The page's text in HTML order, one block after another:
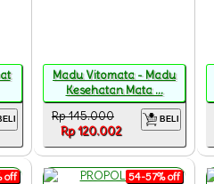
Madu Vitomata - Madu
Kesehatan Mata ...
Rp 145.000
Rp 120.002
BELI
off 54-57% off